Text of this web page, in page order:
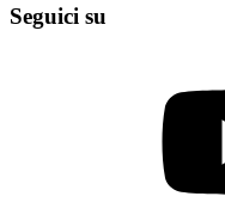
Seguici su